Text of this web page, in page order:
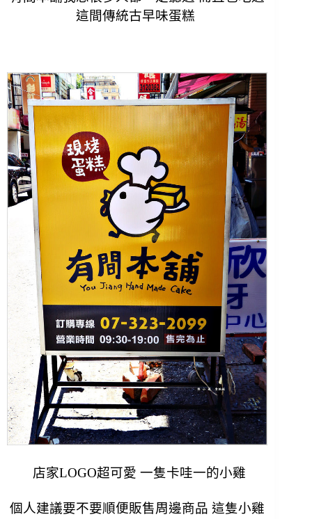
這間傳統古早味蛋糕
店家LOGO超可愛 一隻卡哇一的小雞
個人建議要不要順便販售周邊商品 這隻小雞